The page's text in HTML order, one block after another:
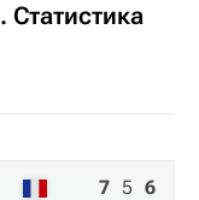
. Статистика
7 5 6